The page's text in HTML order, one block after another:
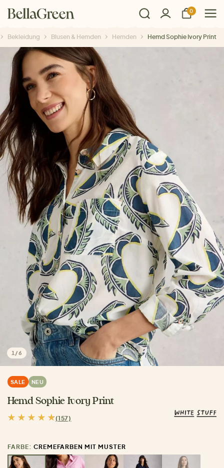
0
Bekleidung Blusen & Hemden Hemden Hemd Sophie Ivory Print
1 /6
SALE NEU
Hemd Sophie Ivory Print
(157)
FARBE: CREMEFARBEN MIT MUSTER